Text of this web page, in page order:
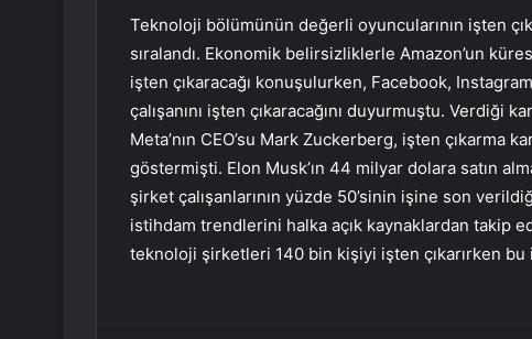
Teknoloji bölümünün değerli oyuncularının işten
sıralandı. Ekonomik belirsizliklerle Amazon’un
işten çıkaracağı konuşulurken, Facebook,
çalışanını işten çıkaracağını duyurmuştu. Verdiği
Meta’nın CEO’su Mark Zuckerberg, işten
göstermişti. Elon Musk’ın 44 milyar dolara satın
şirket çalışanlarının yüzde 50’sinin işine son
istihdam trendlerini halka açık kaynaklardan takip
teknoloji şirketleri 140 bin kişiyi işten çıkarırken